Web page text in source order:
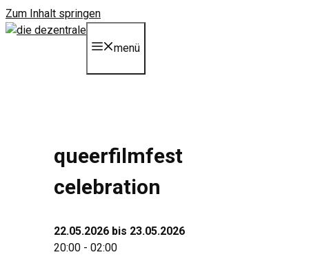
Zum Inhalt springen
menü
queerfilmfest
celebration
22.05.2026 bis 23.05.2026
20:00 - 02:00